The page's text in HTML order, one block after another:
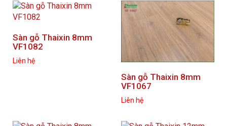
Sàn gỗ Thaixin 8mm
VF1082
Liên hệ
Sàn gỗ Thaixin 8mm
VF1067
Liên hệ